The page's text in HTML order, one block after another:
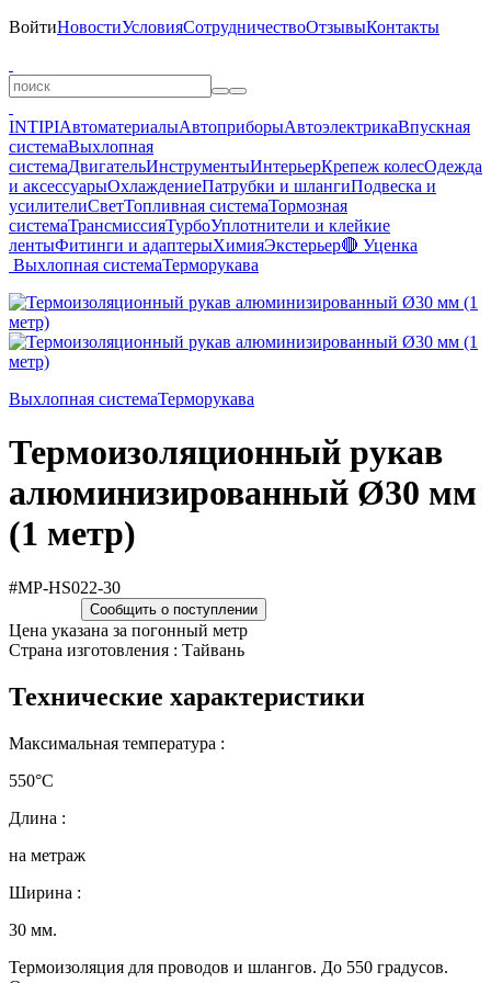
ВойтиНовостиУсловияСотрудничествоОтзывыКонтакты
INTIPIАвтоматериалыАвтоприборыАвтоэлектрикаВпускная
системаВыхлопная
системаДвигательИнструментыИнтерьерКрепеж колесОдежда
и аксессуарыОхлаждениеПатрубки и шлангиПодвеска и
усилителиСветТопливная системаТормозная
системаТрансмиссияТурбоУплотнители и клейкие
лентыФитинги и адаптерыХимияЭкстерьер🔴 Уценка
Выхлопная системаТерморукава
Выхлопная системаТерморукава
Термоизоляционный рукав
алюминизированный Ø30 мм
(1 метр)
#MP-HS022-30
Сообщить о поступлении
Цена указана за погонный метр
Страна изготовления : Тайвань
Технические характеристики
Максимальная температура :
550°C
Длина :
на метраж
Ширина :
30 мм.
Термоизоляция для проводов и шлангов. До 550 градусов.